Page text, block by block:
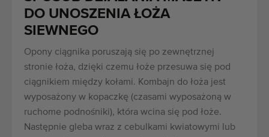
DO UNOSZENIA ŁOŻA
SIEWNEGO
Opony ciągnika poruszają się po zewnętrznej
stronie łoża, dzięki czemu łoże przesuwa się pod
ciągnikiem między kołami. Kombajn do łoża jest
wyposażony w kopaczkę (czasami wyposażoną w
ruchome podnośniki), która wcina się pod łoże.
Następnie gleba wraz z cebulkami kwiatowymi lub